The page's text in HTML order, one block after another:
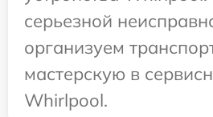
серьезной
организуем
мастерскую в
Whirlpool.